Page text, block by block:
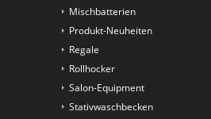
Mischbatterien
Produkt-Neuheiten
Regale
Rollhocker
Salon-Equipment
Stativwaschbecken